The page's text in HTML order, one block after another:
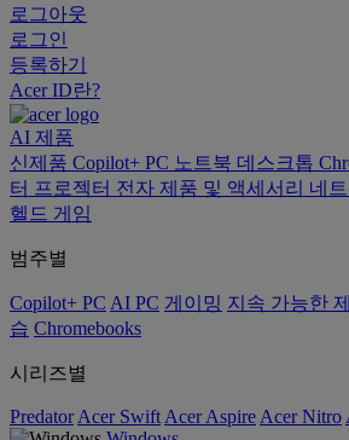
로그아웃
로그인
등록하기
Acer ID란?
AI 제품
신제품 Copilot+ PC 노트북 데스크톱
터 프로젝터 전자 제품 및 액세서리 네
헬드 게임
범주별
Copilot+ PC AI PC 게이밍 지속 가능한
습 Chromebooks
시리즈별
Predator Acer Swift Acer Aspire Acer Nitro